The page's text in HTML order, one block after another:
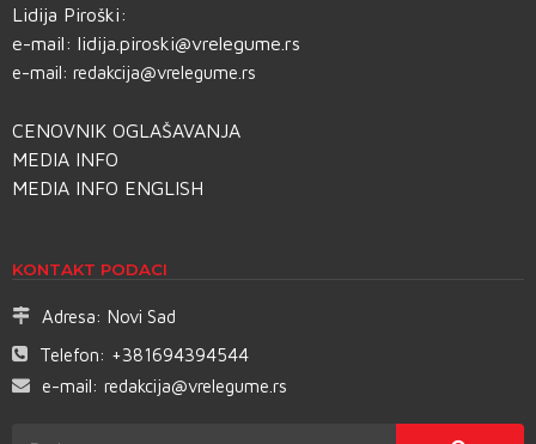
Lidija Piroški:
e-mail: lidija.piroski@vrelegume.rs
e-mail: redakcija@vrelegume.rs
CENOVNIK OGLAŠAVANJA
MEDIA INFO
MEDIA INFO ENGLISH
KONTAKT PODACI
Adresa: Novi Sad
Telefon: +381694394544
e-mail: redakcija@vrelegume.rs